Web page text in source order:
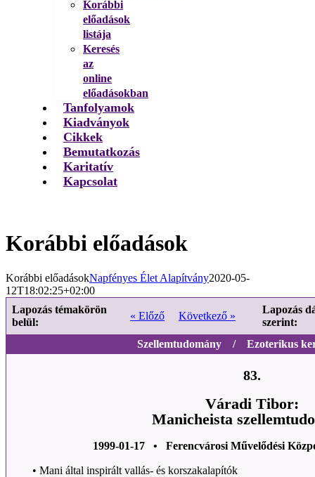
Korábbi
előadások
listája
Keresés
az
online
előadásokban
Tanfolyamok
Kiadványok
Cikkek
Bemutatkozás
Karitatív
Kapcsolat
Korábbi előadások
Korábbi előadásokNapfényes Élet Alapítvány2020-05-
12T18:02:25+02:00
Lapozás témakörön
belül:
« Előző Következő »
Lapozás
szerint:
Szellemtudomány / Ezoterikus
83.
Váradi Tibor:
Manicheista
1999-01-17 • Ferencvárosi Művelődési
• Mani által inspirált vallás- és korszakalapítók